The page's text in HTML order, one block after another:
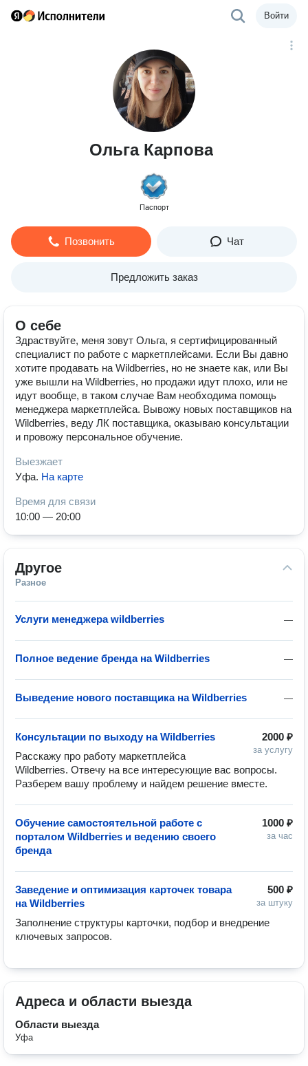
Войти
Ольга Карпова
Паспорт
Позвонить Чат
Предложить заказ
О себе
Здраствуйте, меня зовут Ольга, я сертифицированный
специалист по работе с маркетплейсами. Если Вы давно
хотите продавать на Wildberries, но не знаете как, или Вы
уже вышли на Wildberries, но продажи идут плохо, или не
идут вообще, в таком случае Вам необходима помощь
менеджера маркетплейса. Вывожу новых поставщиков на
Wildberries, веду ЛК поставщика, оказываю консультации
и провожу персональное обучение.
Выезжает
Уфа. На карте
Время для связи
10:00 — 20:00
Другое
Разное
—
Услуги менеджера wildberries
—
Полное ведение бренда на Wildberries
—
Выведение нового поставщика на Wildberries
2000 ₽
за услугу
Консультации по выходу на Wildberries
Расскажу про работу маркетплейса
Wildberries. Отвечу на все интересующие вас вопросы.
Разберем вашу проблему и найдем решение вместе.
1000 ₽
за час
Обучение самостоятельной работе с
порталом Wildberries и ведению своего
бренда
500 ₽
за штуку
Заведение и оптимизация карточек товара
на Wildberries
Заполнение структуры карточки, подбор и внедрение
ключевых запросов.
Адреса и области выезда
Области выезда
Уфа